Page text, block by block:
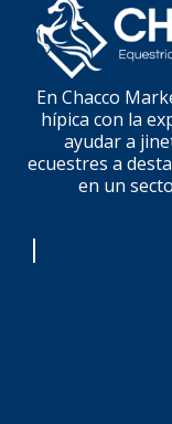
En Chacco
hípica con la
ayudar a
ecuestres a
en un